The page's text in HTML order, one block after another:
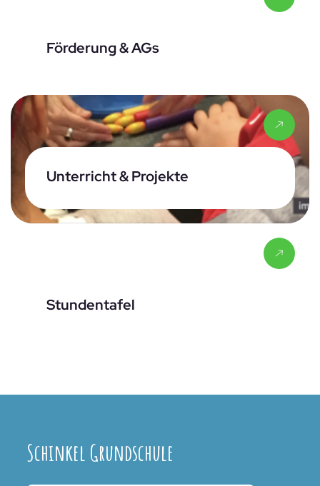
Förderung & AGs
Unterricht & Projekte
Stundentafel
Schinkel Grundschule